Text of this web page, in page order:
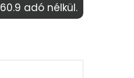
60.9 adó nélkül.